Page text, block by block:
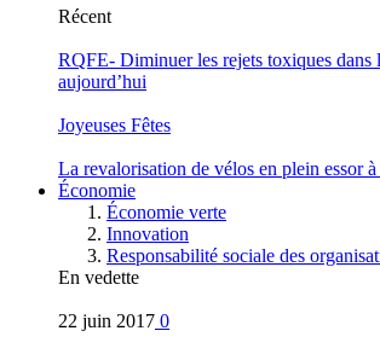
Récent
RQFE- Diminuer les rejets toxiques dans
aujourd’hui
Joyeuses Fêtes
La revalorisation de vélos en plein essor
Économie
Économie verte
Innovation
Responsabilité sociale des
En vedette
22 juin 2017 0